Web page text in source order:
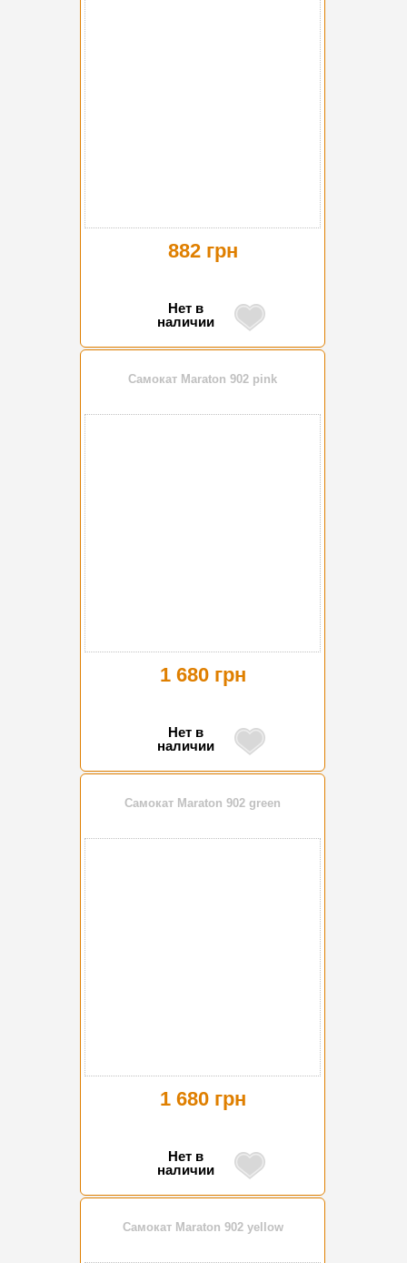
882 грн
Нет в
наличии
Самокат Maraton 902 pink
1 680 грн
Нет в
наличии
Самокат Maraton 902 green
1 680 грн
Нет в
наличии
Самокат Maraton 902 yellow